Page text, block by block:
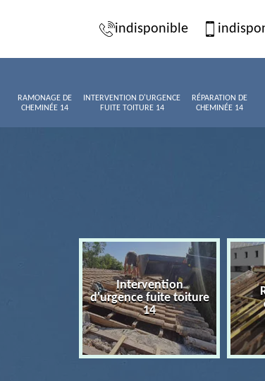
indisponible
RAMONAGE DE
CHEMINÉE 14
INTERVENTION D'URGENCE
FUITE TOITURE 14
RÉPARATION DE
CHEMINÉE 14
Intervention
d'urgence fuite toiture
14